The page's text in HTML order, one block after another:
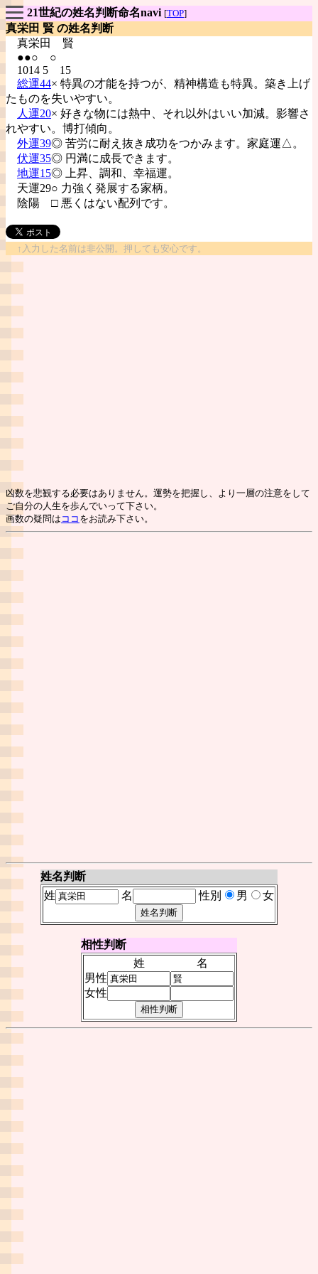
21世紀の姓名判断命名navi [TOP]
真栄田 賢 の姓名判断
真栄田 賢
●●○ ○
1014 5 15
総運44× 特異の才能を持つが、精神構造も特異。築き上げ
たものを失いやすい。
人運20× 好きな物には熱中、それ以外はいい加減。影響さ
れやすい。博打傾向。
外運39◎ 苦労に耐え抜き成功をつかみます。家庭運△。
伏運35◎ 円満に成長できます。
地運15◎ 上昇、調和、幸福運。
天運29○ 力強く発展する家柄。
陰陽 □ 悪くはない配列です。
↑入力した名前は非公開。押しても安心です。
凶数を悲観する必要はありません。運勢を把握し、より一層の注意をして
ご自分の人生を歩んでいって下さい。
画数の疑問は ココ をお読み下さい。
姓名判断
姓
名 性別 男 女
相性判断
姓
名
男性
女性